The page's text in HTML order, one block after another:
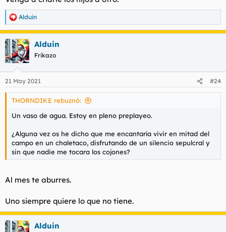
R
e
a
c
c
i
e
s
Alduin
Alduin
Frikazo
21 May 2021 #24
THORNDIKE rebuznó:
Un vaso de agua. Estoy en pleno preplayeo.
¿Alguna vez os he dicho que me encantaría vivir en mitad del
campo en un chaletaco, disfrutando de un silencio sepulcral y
sin que nadie me tocara los cojones?
Al mes te aburres.
Uno siempre quiere lo que no tiene.
Alduin